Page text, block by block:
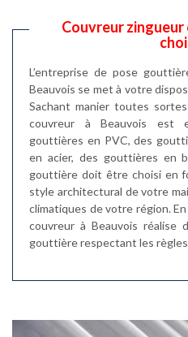
Couvreur zingueur
L’entreprise de pose
Beauvois se met à votre
Sachant manier toutes
couvreur à Beauvois est
gouttières en PVC, des
en acier, des gouttières en
gouttière doit être choisi en
style architectural de votre
climatiques de votre région.
couvreur à Beauvois réalise
gouttière respectant les règles